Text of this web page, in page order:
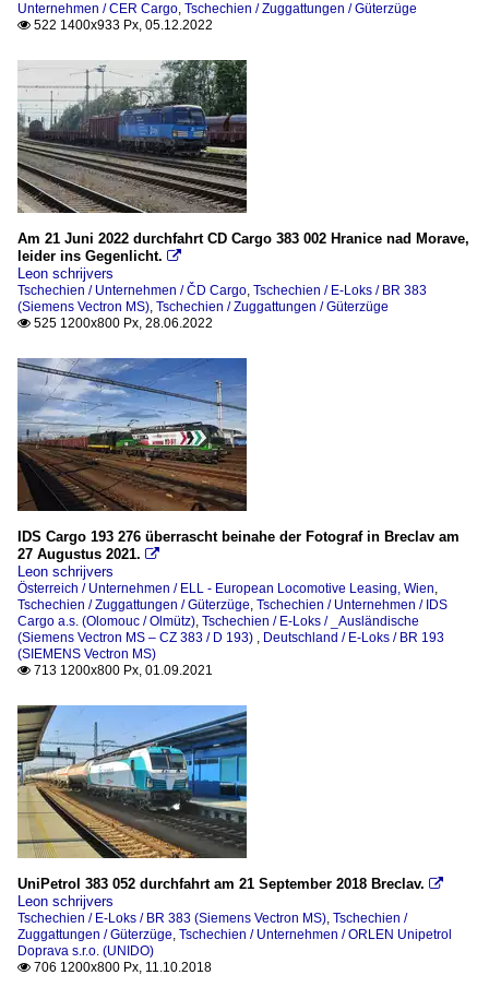
Unternehmen / CER Cargo, Tschechien / Zuggattungen / Güterzüge
 522 1400x933 Px, 05.12.2022
Am 21 Juni 2022 durchfahrt CD Cargo 383 002 Hranice nad Morave,
leider ins Gegenlicht. 
Leon schrijvers
Tschechien / Unternehmen / ČD Cargo, Tschechien / E-Loks / BR 383
(Siemens Vectron MS), Tschechien / Zuggattungen / Güterzüge
 525 1200x800 Px, 28.06.2022
IDS Cargo 193 276 überrascht beinahe der Fotograf in Breclav am
27 Augustus 2021. 
Leon schrijvers
Österreich / Unternehmen / ELL - European Locomotive Leasing, Wien,
Tschechien / Zuggattungen / Güterzüge, Tschechien / Unternehmen / IDS
Cargo a.s. (Olomouc / Olmütz), Tschechien / E-Loks / _Ausländische
(Siemens Vectron MS – CZ 383 / D 193) , Deutschland / E-Loks / BR 193
(SIEMENS Vectron MS)
 713 1200x800 Px, 01.09.2021
UniPetrol 383 052 durchfahrt am 21 September 2018 Breclav. 
Leon schrijvers
Tschechien / E-Loks / BR 383 (Siemens Vectron MS), Tschechien /
Zuggattungen / Güterzüge, Tschechien / Unternehmen / ORLEN Unipetrol
Doprava s.r.o. (UNIDO)
 706 1200x800 Px, 11.10.2018